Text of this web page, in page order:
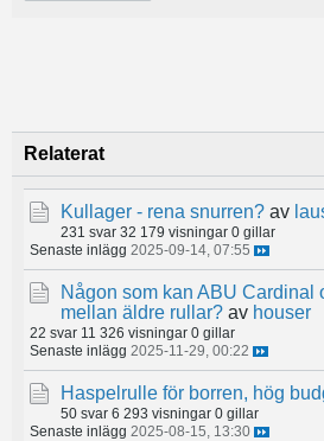
Relaterat
Kullager - rena snurren? av
231 svar 32 179 visningar 0 gillar
Senaste inlägg 2025-09-14, 07:55
Någon som kan ABU Cardinal
mellan äldre rullar? av houser
22 svar 11 326 visningar 0 gillar
Senaste inlägg 2025-11-29, 00:22
Haspelrulle för borren, hög
50 svar 6 293 visningar 0 gillar
Senaste inlägg 2025-08-15, 13:30